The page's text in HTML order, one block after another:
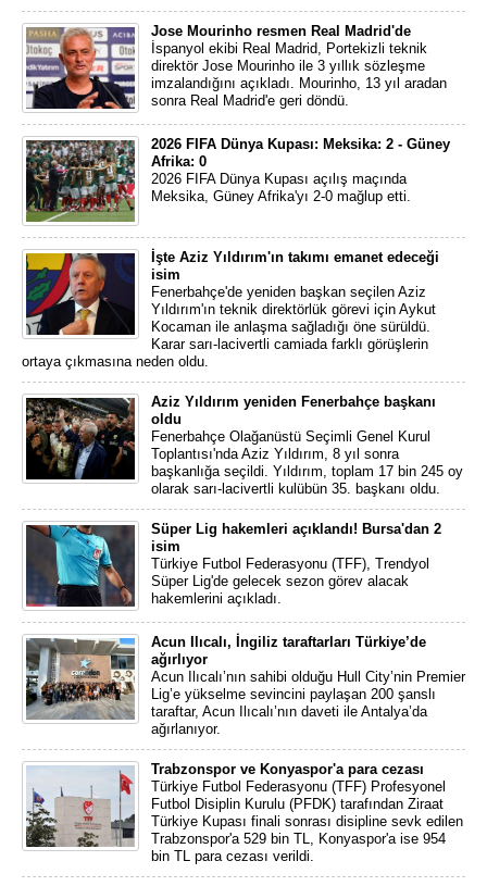
Jose Mourinho resmen Real Madrid'de
İspanyol ekibi Real Madrid, Portekizli teknik
direktör Jose Mourinho ile 3 yıllık sözleşme
imzalandığını açıkladı. Mourinho, 13 yıl aradan
sonra Real Madrid'e geri döndü.
2026 FIFA Dünya Kupası: Meksika: 2 - Güney
Afrika: 0
2026 FIFA Dünya Kupası açılış maçında
Meksika, Güney Afrika'yı 2-0 mağlup etti.
İşte Aziz Yıldırım'ın takımı emanet edeceği
isim
Fenerbahçe'de yeniden başkan seçilen Aziz
Yıldırım'ın teknik direktörlük görevi için Aykut
Kocaman ile anlaşma sağladığı öne sürüldü.
Karar sarı-lacivertli camiada farklı görüşlerin
ortaya çıkmasına neden oldu.
Aziz Yıldırım yeniden Fenerbahçe başkanı
oldu
Fenerbahçe Olağanüstü Seçimli Genel Kurul
Toplantısı'nda Aziz Yıldırım, 8 yıl sonra
başkanlığa seçildi. Yıldırım, toplam 17 bin 245 oy
olarak sarı-lacivertli kulübün 35. başkanı oldu.
Süper Lig hakemleri açıklandı! Bursa'dan 2
isim
Türkiye Futbol Federasyonu (TFF), Trendyol
Süper Lig'de gelecek sezon görev alacak
hakemlerini açıkladı.
Acun Ilıcalı, İngiliz taraftarları Türkiye’de
ağırlıyor
Acun Ilıcalı’nın sahibi olduğu Hull City’nin Premier
Lig’e yükselme sevincini paylaşan 200 şanslı
taraftar, Acun Ilıcalı’nın daveti ile Antalya’da
ağırlanıyor.
Trabzonspor ve Konyaspor'a para cezası
Türkiye Futbol Federasyonu (TFF) Profesyonel
Futbol Disiplin Kurulu (PFDK) tarafından Ziraat
Türkiye Kupası finali sonrası disipline sevk edilen
Trabzonspor'a 529 bin TL, Konyaspor'a ise 954
bin TL para cezası verildi.